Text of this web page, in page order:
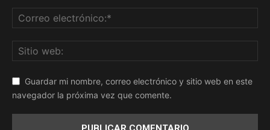
Guardar mi nombre, correo electrónico y sitio web en este
navegador la próxima vez que comente.